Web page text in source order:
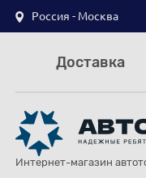
Россия - Москва
Доставка
Интернет-магазин